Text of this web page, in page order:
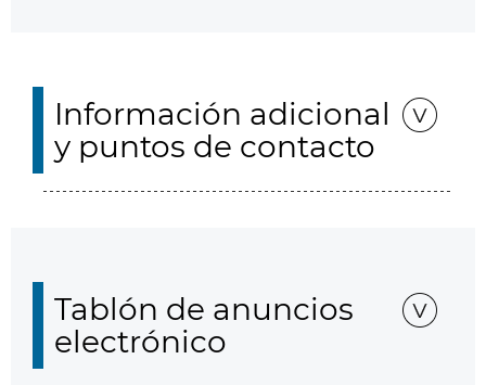
Información adicional
y puntos de contacto
Tablón de anuncios
electrónico